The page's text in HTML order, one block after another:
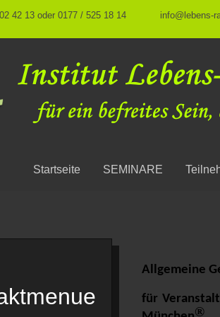
42 13 oder 0177 / 525 18 14 info@lebens-
Startseite SEMINARE
Allgemeine
für
®